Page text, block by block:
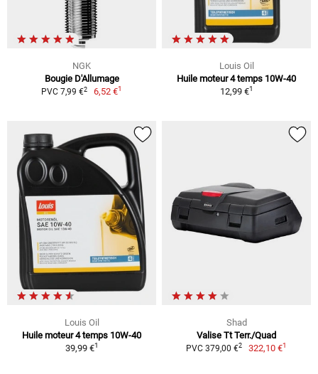
NGK
Bougie D'Allumage
PVC 7,99 €2 6,52 €1
Louis Oil
Huile moteur 4 temps 10W-40
12,99 €1
Louis Oil
Huile moteur 4 temps 10W-40
39,99 €1
Shad
Valise Tt Terr./Quad
PVC 379,00 €2 322,10 €1